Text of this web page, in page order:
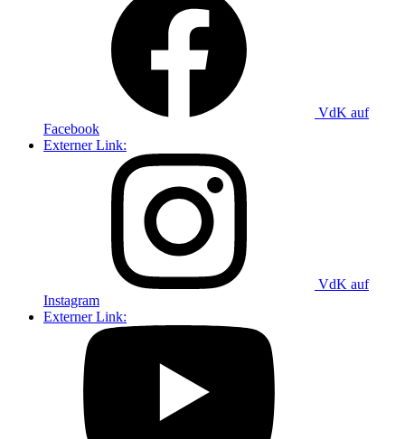
VdK auf
Facebook
Externer Link:
VdK auf
Instagram
Externer Link: